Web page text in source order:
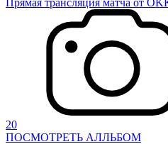
Прямая трансляция матча от
20
ПОСМОТРЕТЬ АЛЛЬБОМ